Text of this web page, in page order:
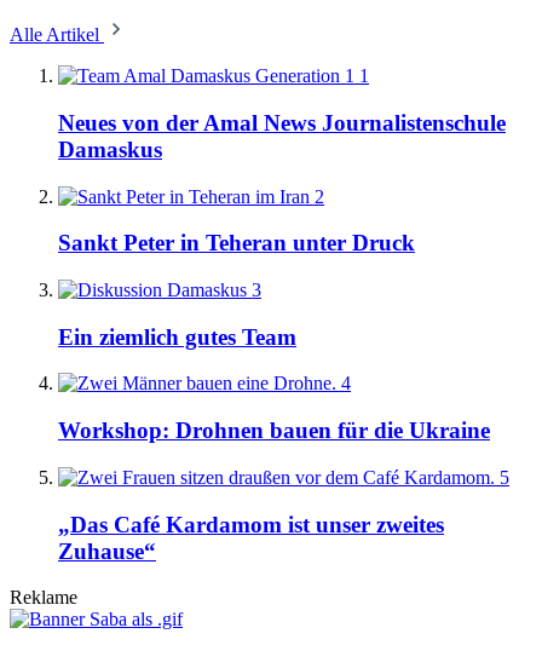
Alle Artikel
1
Neues von der Amal News Journalistenschule
Damaskus
2
Sankt Peter in Teheran unter Druck
3
Ein ziemlich gutes Team
4
Workshop: Drohnen bauen für die Ukraine
5
„Das Café Kardamom ist unser zweites
Zuhause“
Reklame